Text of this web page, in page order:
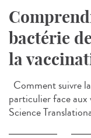
bactérie
la
Comment suivre
particulier face aux
Science